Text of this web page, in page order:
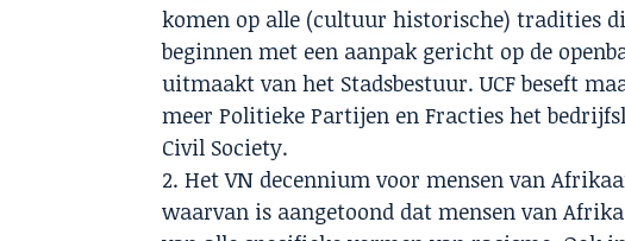
komen op alle (cultuur historische) tradities
beginnen met een aanpak gericht op de
uitmaakt van het Stadsbestuur. UCF beseft
meer Politieke Partijen en Fracties het
Civil Society.
2. Het VN decennium voor mensen van
waarvan is aangetoond dat mensen van